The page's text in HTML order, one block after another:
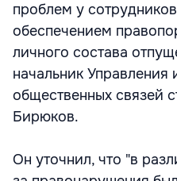
проблем у
обеспечением
личного состава
начальник
общественных связей
Бирюков.
Он уточнил, что "в